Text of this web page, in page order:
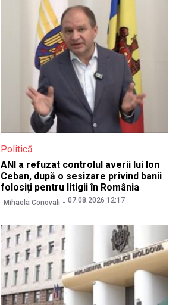
Politică
ANI a refuzat controlul averii lui Ion
Ceban, după o sesizare privind banii
folosiți pentru litigii în România
Mihaela Conovali 07.08.2026 12:17